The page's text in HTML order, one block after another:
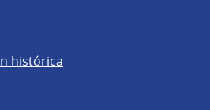
histórica